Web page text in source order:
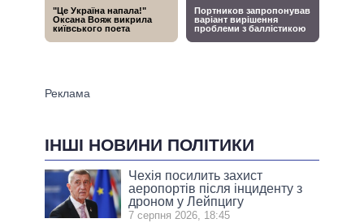
ІНШІ НОВИНИ ПОЛІТИКИ
Чехія посилить захист
аеропортів після інциденту з
дроном у Лейпцигу
7 серпня 2026, 18:45